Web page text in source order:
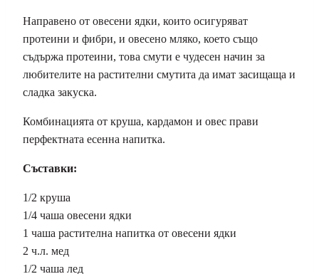
Направено от овесени ядки, които осигуряват
протеини и фибри, и овесено мляко, което също
съдържа протеини, това смути е чудесен начин за
любителите на растителни смутита да имат засищаща и
сладка закуска.
Комбинацията от круша, кардамон и овес прави
перфектната есенна напитка.
Съставки:
1/2 круша
1/4 чаша овесени ядки
1 чаша растителна напитка от овесени ядки
2 ч.л. мед
1/2 чаша лед